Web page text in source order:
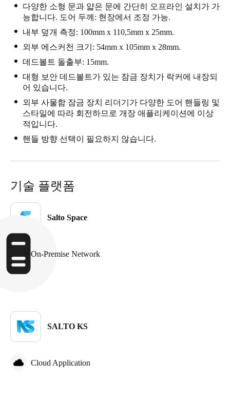
다양한 소형 문과 얇은 문에 간단히 오프라인 설치가 가
능합니다. 도어 두께: 현장에서 조정 가능.
내부 덮개 측정: 100mm x 110,5mm x 25mm.
외부 에스커천 크기: 54mm x 105mm x 28mm.
데드볼트 돌출부: 15mm.
대형 보안 데드볼트가 있는 잠금 장치가 락커에 내장되
어 있습니다.
외부 사물함 잠금 장치 리더기가 다양한 도어 핸들링 및
스타일에 따라 회전하므로 개장 애플리케이션에 이상
적입니다.
핸들 방향 선택이 필요하지 않습니다.
기술 플랫폼
Salto Space
On-Premise Network
SALTO KS
Cloud Application